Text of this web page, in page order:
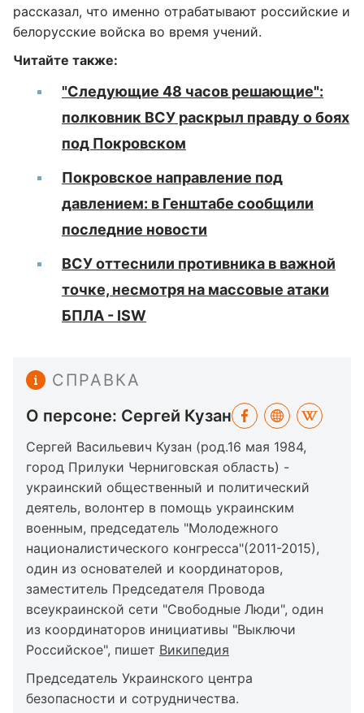
рассказал, что именно отрабатывают российские и
белорусские войска во время учений.
Читайте также:
"Следующие 48 часов решающие":
полковник ВСУ раскрыл правду о боях
под Покровском
Покровское направление под
давлением: в Генштабе сообщили
последние новости
ВСУ оттеснили противника в важной
точке, несмотря на массовые атаки
БПЛА - ISW
СПРАВКА
О персоне: Сергей Кузан
Сергей Васильевич Кузан (род.16 мая 1984,
город Прилуки Черниговская область) -
украинский общественный и политический
деятель, волонтер в помощь украинским
военным, председатель "Молодежного
националистического конгресса"(2011-2015),
один из основателей и координаторов,
заместитель Председателя Провода
всеукраинской сети "Свободные Люди", один
из координаторов инициативы "Выключи
Российское", пишет Википедия
Председатель Украинского центра
безопасности и сотрудничества.